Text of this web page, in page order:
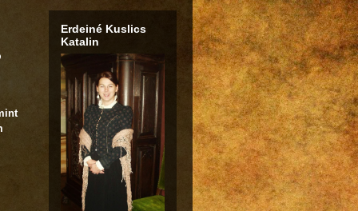
Erdeiné Kuslics
Katalin